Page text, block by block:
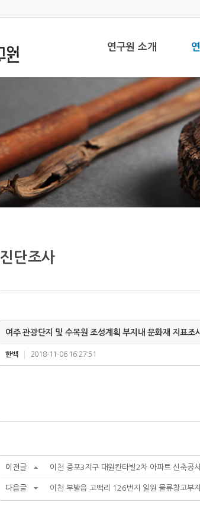
연구원 소개
진단조사
여주 관광단지 및 수목원 조성계획 부지내 문화재 지표조
한백 2018-11-06 16:27:51
이전글 이천 증포3지구 대원칸타빌2차 아파트 신축공사
다음글 이천 부발읍 고백리 126번지 일원 물류창고부지